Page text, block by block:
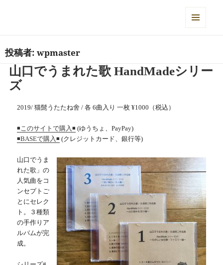
投稿者: wpmaster
山口でうまれた歌 HandMadeシリー
ズ
2019/ 猫髭うたたね舍 / 各 6曲入り 一枚 ¥1000（税込）
◾️このサイトで購入◾️ (ゆうちょ、PayPay)
◾️BASEで購入◾️ (クレジットカード、銀行等)
山口でうま
れた歌」の
人気曲をコ
ンセプトご
とにセレク
ト。３種類
の手作りア
ルバムが完
成。